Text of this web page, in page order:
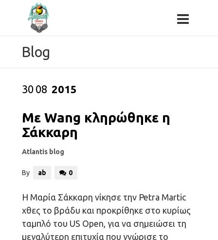
Blog
30 08 2015
Με Wang κληρώθηκε η
Σάκκαρη
Atlantis blog
By ab 0
Η Μαρία Σάκκαρη νίκησε την Petra Martic
χθες το βράδυ και προκρίθηκε στο κυρίως
ταμπλό του US Open, για να σημειώσει τη
μεγαλύτερη επιτυχία που γνώρισε το